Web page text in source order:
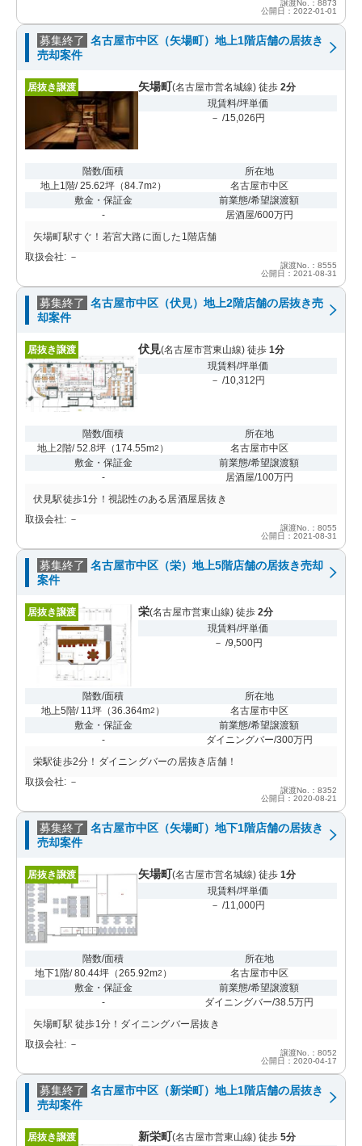
譲渡No.：8873
公開日：2022-01-01
募集終了 名古屋市中区（矢場町）地上1階店舗の居抜き
売却案件
居抜き譲渡 矢場町(名古屋市営名城線) 徒歩 2分
現賃料/坪単価
－ /15,026円
階数/面積
地上1階/ 25.62坪（84.7m2 ）
所在地
名古屋市中区
敷金・保証金
-
前業態/希望譲渡額
居酒屋/600万円
矢場町駅すぐ！若宮大路に面した1階店舗
取扱会社: －
譲渡No.：8555
公開日：2021-08-31
募集終了 名古屋市中区（伏見）地上2階店舗の居抜き売
却案件
居抜き譲渡 伏見(名古屋市営東山線) 徒歩 1分
現賃料/坪単価
－ /10,312円
階数/面積
地上2階/ 52.8坪 （ 174.55m2 ）
所在地
名古屋市中区
敷金・保証金
-
前業態/希望譲渡額
居酒屋/100万円
伏見駅徒歩1分！視認性のある居酒屋居抜き
取扱会社: －
譲渡No.：8055
公開日：2021-08-31
募集終了 名古屋市中区（栄）地上5階店舗の居抜き売却
案件
居抜き譲渡 栄(名古屋市営東山線) 徒歩 2分
現賃料/坪単価
－ /9,500円
階数/面積
地上5階/ 11坪 （36.364m2 ）
所在地
名古屋市中区
敷金・保証金
-
前業態/希望譲渡額
ダイニングバー/300万円
栄駅徒歩2分！ダイニングバーの居抜き店舗！
取扱会社: －
譲渡No.：8352
公開日：2020-08-21
募集終了 名古屋市中区（矢場町）地下1階店舗の居抜き
売却案件
居抜き譲渡 矢場町(名古屋市営名城線) 徒歩 1分
現賃料/坪単価
－ /11,000円
階数/面積
地下1階/ 80.44坪（265.92m2 ）
所在地
名古屋市中区
敷金・保証金
-
前業態/希望譲渡額
ダイニングバー/38.5万円
矢場町駅 徒歩1分！ダイニングバー居抜き
取扱会社: －
譲渡No.：8052
公開日：2020-04-17
募集終了 名古屋市中区（新栄町）地上1階店舗の居抜き
売却案件
居抜き譲渡 新栄町(名古屋市営東山線) 徒歩 5分